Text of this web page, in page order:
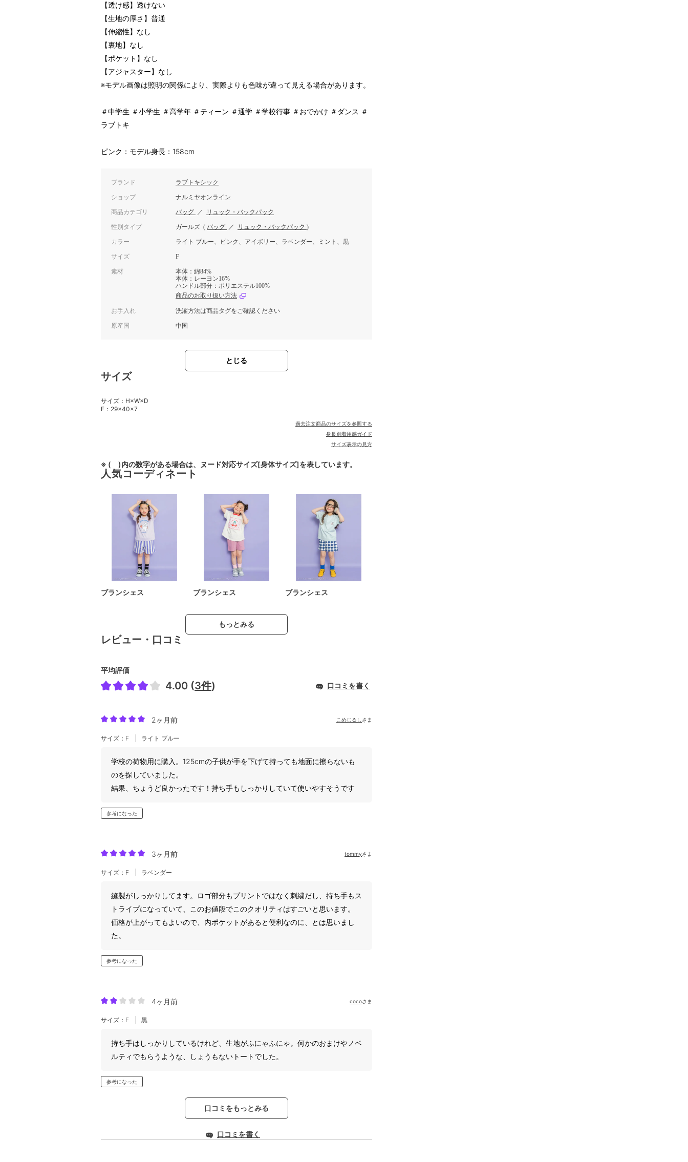
【透け感】透けない
【生地の厚さ】普通
【伸縮性】なし
【裏地】なし
【ポケット】なし
【アジャスター】なし
※モデル画像は照明の関係により、実際よりも色味が違って見える場合があります。
＃中学生 ＃小学生 ＃高学年 ＃ティーン ＃通学 ＃学校行事 ＃おでかけ ＃ダンス ＃
ラブトキ
ピンク：モデル身長：158cm
ブランド ラブトキシック
ショップ ナルミヤオンライン
商品カテゴリ バッグ ／ リュック・バックパック
性別タイプ ガールズ ( バッグ ／ リュック・バックパック )
カラー ライト ブルー、ピンク、アイボリー、ラベンダー、ミント、黒
サイズ F
素材
本体：綿84%
本体：レーヨン16%
ハンドル部分：ポリエステル100%
商品のお取り扱い方法
お手入れ 洗濯方法は商品タグをご確認ください
原産国 中国
とじる
サイズ
サイズ：H×W×D
F：29×40×7
過去注文商品のサイズを参照する
身長別着用感ガイド
サイズ表示の見方
※ ( )内の数字がある場合は、ヌード対応サイズ[身体サイズ]を表しています。
人気コーディネート
ブランシェス ブランシェス ブランシェス
もっとみる
レビュー・口コミ
平均評価
4.00 (3件) 口コミを書く
2ヶ月前 こめじるし さま
サイズ：F ライト ブルー
学校の荷物用に購入。125cmの子供が手を下げて持っても地面に擦らないも
のを探していました。
結果、ちょうど良かったです！持ち手もしっかりしていて使いやすそうです
参考になった
3ヶ月前 tommyさま
サイズ：F ラベンダー
縫製がしっかりしてます。ロゴ部分もプリントではなく刺繍だし、持ち手もス
トライプになっていて、このお値段でこのクオリティはすごいと思います。
価格が上がってもよいので、内ポケットがあると便利なのに、とは思いまし
た。
参考になった
4ヶ月前 cocoさま
サイズ：F 黒
持ち手はしっかりしているけれど、生地がふにゃふにゃ。何かのおまけやノベ
ルティでもらうような、しょうもないトートでした。
参考になった
口コミをもっとみる
口コミを書く